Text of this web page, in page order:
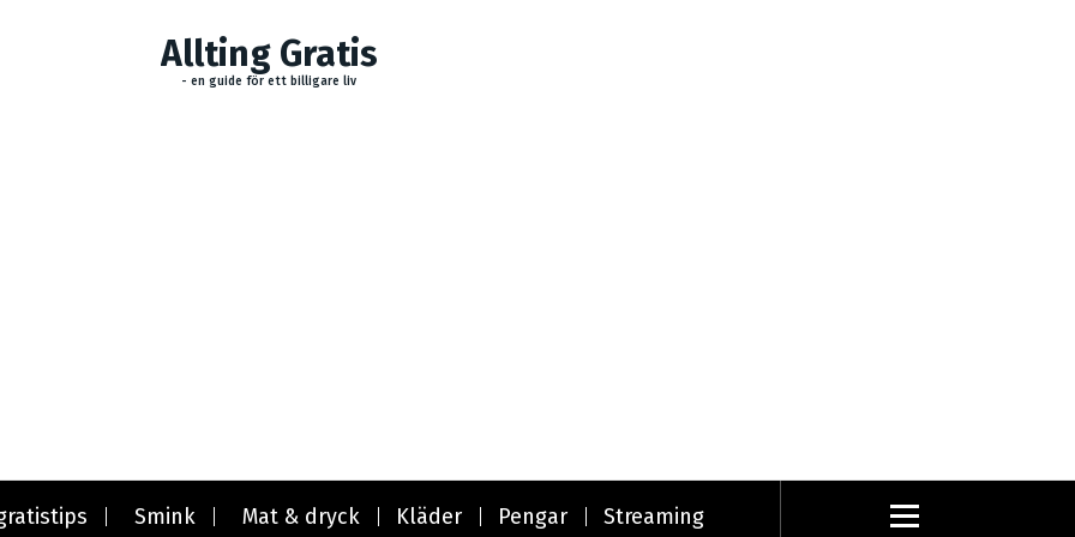
Allting Gratis
- en guide för ett billigare liv
Smink Mat & dryck Kläder Pengar Streaming